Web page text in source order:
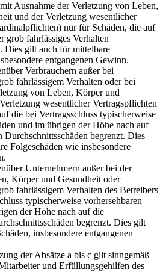
Ausnahme der Verletzung von Leben,
und der Verletzung wesentlicher
nur für Schäden, die auf
grob fahrlässiges Verhalten
Dies gilt auch für mittelbare
entgangenen Gewinn.
Verbrauchern außer bei
fahrlässigem Verhalten oder bei
von Leben, Körper und
wesentlicher Vertragspflichten
die bei Vertragsschluss typischerweise
und im übrigen der Höhe nach auf
Durchschnittsschäden begrenzt. Dies
Folgeschäden wie insbesondere
Unternehmern außer bei der
Körper und Gesundheit oder
fahrlässigem Verhalten des Betreibers
typischerweise vorhersehbaren
der Höhe nach auf die
begrenzt. Dies gilt
insbesondere entgangenen
der Absätze a bis c gilt sinngemäß
und Erfüllungsgehilfen des